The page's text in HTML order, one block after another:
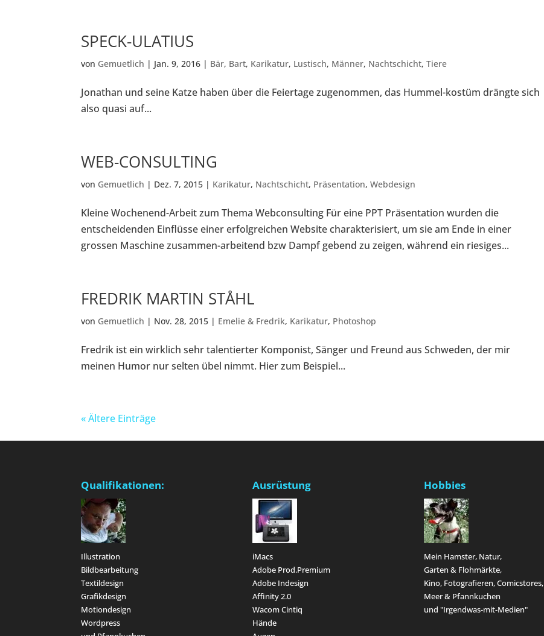
SPECK-ULATIUS
von Gemuetlich | Jan. 9, 2016 | Bär, Bart, Karikatur, Lustisch, Männer, Nachtschicht,Tiere
Jonathan und seine Katze haben über die Feiertage zugenommen, das Hummel-kostüm drängte sich
also quasi auf...
WEB-CONSULTING
von Gemuetlich | Dez. 7, 2015 | Karikatur, Nachtschicht, Präsentation,Webdesign
Kleine Wochenend-Arbeit zum Thema Webconsulting Für eine PPT Präsentation wurden die
entscheidenden Einflüsse einer erfolgreichen Website charakterisiert, um sie am Ende in einer
grossen Maschine zusammen-arbeitend bzw Dampf gebend zu zeigen, während ein riesiges...
FREDRIK MARTIN STÅHL
von Gemuetlich | Nov. 28, 2015 | Emelie & Fredrik, Karikatur, Photoshop
Fredrik ist ein wirklich sehr talentierter Komponist, Sänger und Freund aus Schweden, der mir
meinen Humor nur selten übel nimmt. Hier zum Beispiel...
« Ältere Einträge
Qualifikationen:
Illustration
Bildbearbeitung
Textildesign
Grafikdesign
Motiondesign
Wordpress
Ausrüstung
iMacs
Adobe Prod.Premium
Adobe Indesign
Affinity 2.0
Wacom Cintiq
Hände
Hobbies
Mein Hamster, Natur,
Garten & Flohmärkte,
Kino, Fotografieren, Comicstores,
Meer & Pfannkuchen
und "Irgendwas-mit-Medien"